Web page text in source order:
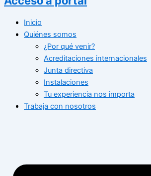
Inicio
Quiénes somos
¿Por qué venir?
Acreditaciones internacionales
Junta directiva
Instalaciones
Tu experiencia nos importa
Trabaja con nosotros